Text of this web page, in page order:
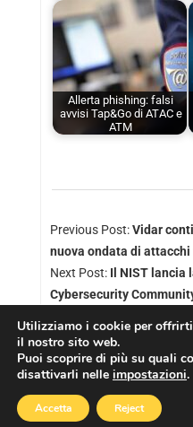
Allerta phishing: falsi
avvisi Tap&Go di ATAC e
ATM
Previous Post:Vidar
nuova ondata di attacchi
Next Post: Il NIST lancia
Cybersecurity
Copyright © 2026
Utilizziamo i cookie per
il nostro sito web.
Puoi scoprire di più su quali
disattivarli nelle impostazioni.
Accetta Reject